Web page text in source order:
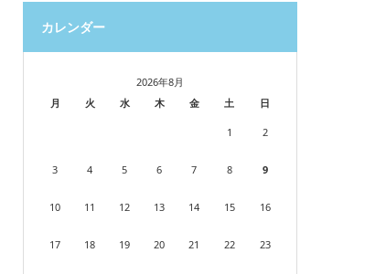
カレンダー
2026年8月
月
火 水 木 金 土 日
1 2
3 4 5 6 7 8 9
10 11 12 13 14 15 16
17 18 19 20 21 22 23